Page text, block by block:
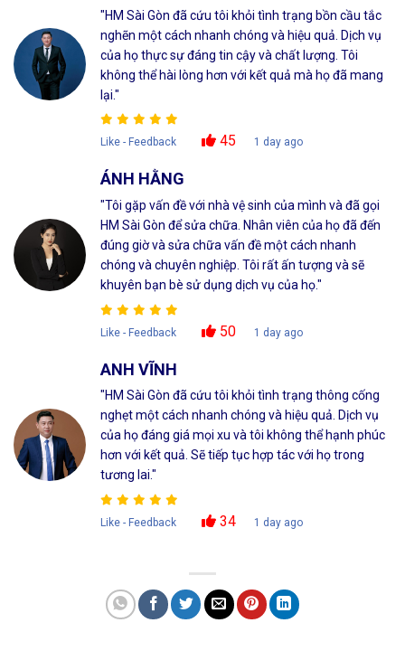
"HM Sài Gòn đã cứu tôi khỏi tình trạng bồn cầu tắc
nghẽn một cách nhanh chóng và hiệu quả. Dịch vụ
của họ thực sự đáng tin cậy và chất lượng. Tôi
không thể hài lòng hơn với kết quả mà họ đã mang
lại."
Like - Feedback 45 1 day ago
ÁNH HẰNG
"Tôi gặp vấn đề với nhà vệ sinh của mình và đã gọi
HM Sài Gòn để sửa chữa. Nhân viên của họ đã đến
đúng giờ và sửa chữa vấn đề một cách nhanh
chóng và chuyên nghiệp. Tôi rất ấn tượng và sẽ
khuyên bạn bè sử dụng dịch vụ của họ."
Like - Feedback 50 1 day ago
ANH VĨNH
"HM Sài Gòn đã cứu tôi khỏi tình trạng thông cống
nghẹt một cách nhanh chóng và hiệu quả. Dịch vụ
của họ đáng giá mọi xu và tôi không thể hạnh phúc
hơn với kết quả. Sẽ tiếp tục hợp tác với họ trong
tương lai."
Like - Feedback 34 1 day ago